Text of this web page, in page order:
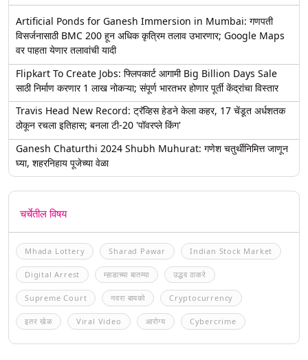
Artificial Ponds for Ganesh Immersion in Mumbai: गणपती
विसर्जनासाठी BMC 200 हून अधिक कृत्रिम तलाव उभारणार; Google Maps
वर पाहता येणार तलावांची यादी
Flipkart To Create Jobs: फ्लिपकार्ट आगामी Big Billion Days Sale
साठी निर्माण करणार 1 लाख नोकऱ्या; संपूर्ण भारतभर होणार पूर्ती केंद्रांचा विस्तार
Travis Head New Record: ट्रॅव्हिस हेडने केला कहर, 17 चेंडूत अर्धशतक
ठोकून रचला इतिहास; बनला टी-20 'पॉवरप्ले किंग'
Ganesh Chaturthi 2024 Shubh Muhurat: गणेश चतुर्थीनिमित्त जाणून
घ्या, शहरनिहाय पूजेच्या वेळा
चर्चेतील विषय
Mhada Lottery Sharad Pawar Indian Stock Market
Digital Arrest म्हाडाच्या बातम्या उद्धव ठाकरे
Supreme Court नवरा बायको Cryptocurrency
इतर खेळ Viral Video आरोग्य Cybercrime